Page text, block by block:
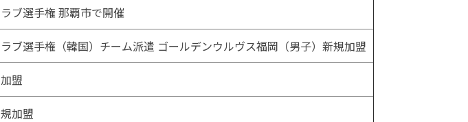
ブ選手権 那覇市で開催
ブ選手権（韓国）チーム派遣 ゴールデンウルヴス福岡（男子）新規加盟
盟
加盟